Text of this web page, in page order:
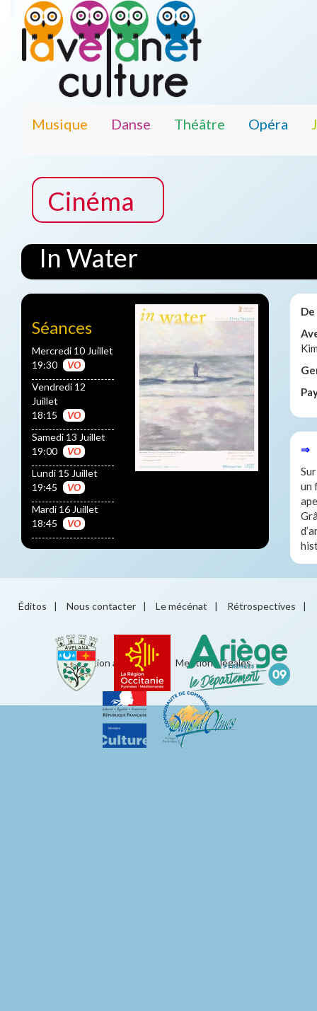
Musique Danse Théâtre Opéra
Cinéma
In Water
Séances
Mercredi 10 Juillet
19:30
VO
Vendredi 12
Juillet
18:15
VO
Samedi 13 Juillet
19:00
VO
Lundi 15 Juillet
19:45
VO
Mardi 16 Juillet
18:45
VO
De
⇒
un
Éditos | Nous contacter | Le mécénat | Rétrospectives |
Éducation artistique Mentions légales